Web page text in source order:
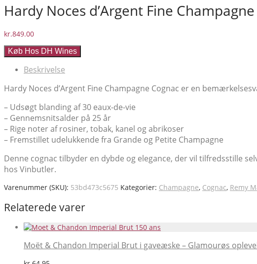
Hardy Noces d’Argent Fine
kr.849.00
Køb Hos DH Wines
Beskrivelse
Hardy Noces d’Argent Fine Champagne Cognac er en
– Udsøgt blanding af 30 eaux-de-vie
– Gennemsnitsalder på 25 år
– Rige noter af rosiner, tobak, kanel og abrikoser
– Fremstillet udelukkende fra Grande og Petite Champagne
Denne cognac tilbyder en dybde og elegance, der vil tilfredsstille
hos Vinbutler.
Varenummer (SKU): 53bd473c5675 Kategorier: Champagne, Cognac, Remy
Relaterede varer
Moët & Chandon Imperial Brut i gaveæske – Glamourøs